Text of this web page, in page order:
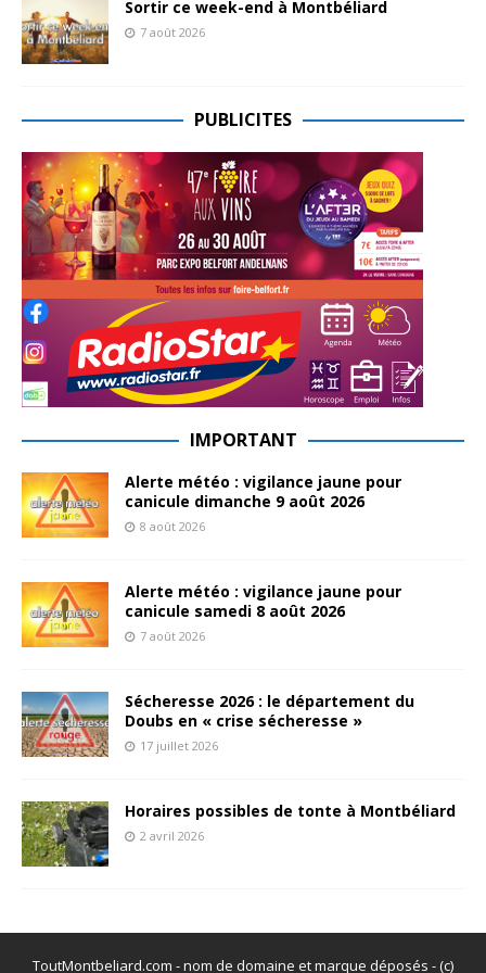
Sortir ce week-end à Montbéliard
7 août 2026
PUBLICITES
IMPORTANT
Alerte météo : vigilance jaune pour
canicule dimanche 9 août 2026
8 août 2026
Alerte météo : vigilance jaune pour
canicule samedi 8 août 2026
7 août 2026
Sécheresse 2026 : le département du
Doubs en « crise sécheresse »
17 juillet 2026
Horaires possibles de tonte à Montbéliard
2 avril 2026
ToutMontbeliard.com - nom de domaine et marque déposés - (c)